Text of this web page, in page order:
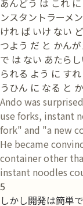
あんどう は これ
ンスタントラーメ
けれ ば いけ ない
つよう だ と かん
で は ない あたら
られる よう に す
うひん に なる と
Ando was
use forks, instant
fork" and "a new
He became
container other
instant noodles
5
しかし開発は簡単